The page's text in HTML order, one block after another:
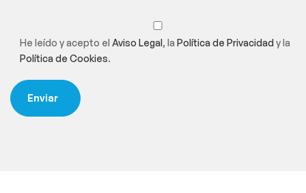
He leído y acepto el Aviso Legal, la Política de Privacidady la
Política de Cookies.